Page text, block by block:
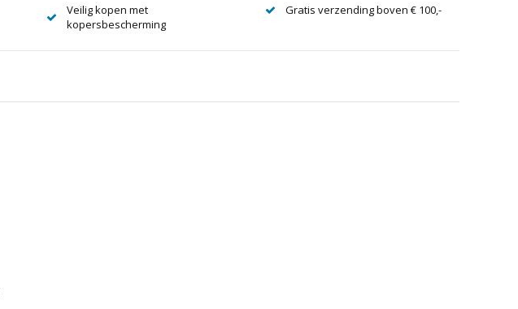
Veilig kopen met
kopersbescherming
Gratis verzending boven € 100,-